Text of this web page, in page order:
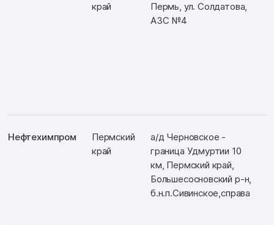
край
Пермь, ул. Солдатова,
АЗС №4
Нефтехимпром
Пермский
край
а/д Черновское -
граница Удмуртии 10
км, Пермский край,
Большесосновский р-н,
б.н.п.Сивинское,справа